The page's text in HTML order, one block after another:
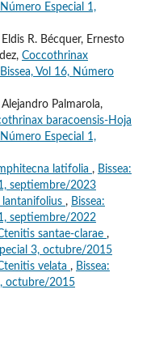
Especial 1,
R. Bécquer, Ernesto
Coccothrinax
Vol 16, Número
Palmarola,
baracoensis-Hoja
Especial 1,
latifolia , Bissea:
septiembre/2023
lantanifolius , Bissea:
septiembre/2022
santae-clarae ,
3, octubre/2015
velata , Bissea:
octubre/2015